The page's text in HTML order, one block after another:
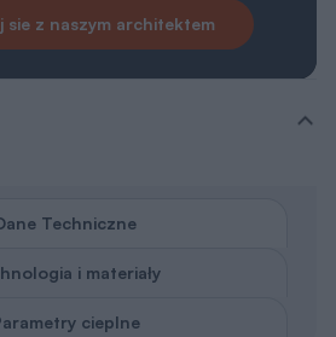
sie z naszym architektem
Techniczne
i materiały
cieplne